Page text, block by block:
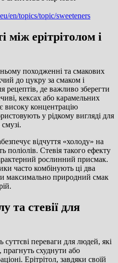
en/topics/topic/sweeteners
між ерітрітолом і
походженні та смакових
до цукру за смаком і
рецептів, де важливо зберегти
кексах або карамельних
високу концентрацію
у рідкому вигляді для
відчуття «холоду» на
поліолів. Стевія такого ефекту
рослинний присмак.
часто комбінують ці два
максимально природний смак
та стевії для
переваги для людей, які
схуднути або
Ерітрітол, завдяки своїй